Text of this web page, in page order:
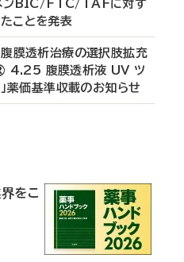
ンBIC/FTC/TAFに対す
ことを発表
膜透析治療の選択肢拡充
® 4.25 腹膜透析液 UV ツ
薬価基準収載のお知らせ
をこ